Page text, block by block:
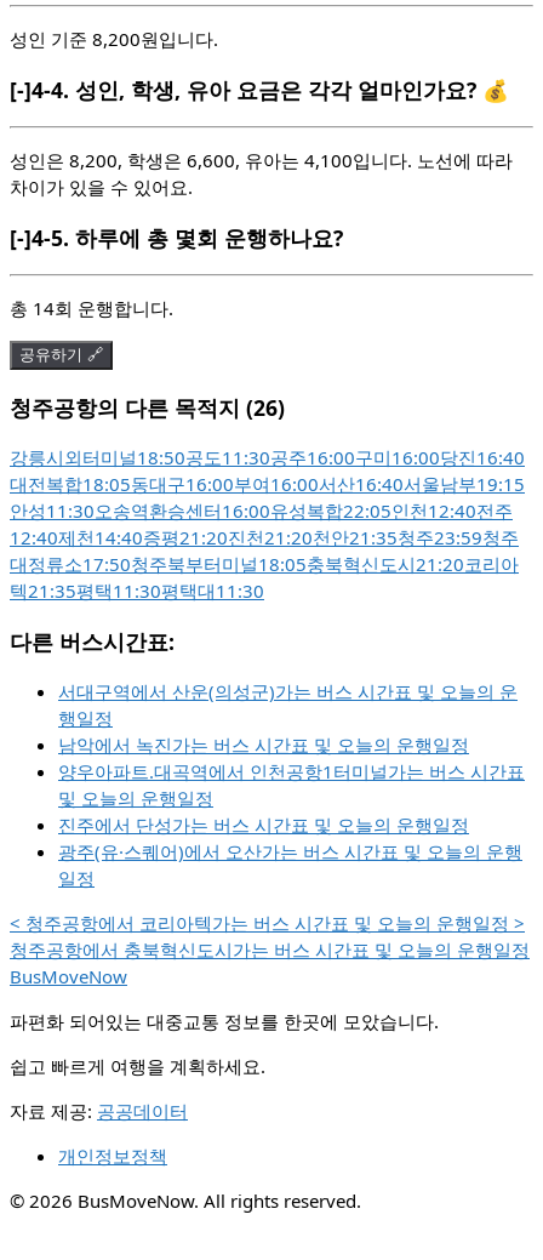
성인 기준 8,200원입니다.
[-]4-4. 성인, 학생, 유아 요금은 각각 얼마인가요? 💰
성인은 8,200, 학생은 6,600, 유아는 4,100입니다. 노선에 따라
차이가 있을 수 있어요.
[-]4-5. 하루에 총 몇회 운행하나요?
총 14회 운행합니다.
공유하기 🔗
청주공항의 다른 목적지 (26)
강릉시외터미널18:50공도11:30공주16:00구미16:00당진16:40
대전복합18:05동대구16:00부여16:00서산16:40서울남부19:15
안성11:30오송역환승센터16:00유성복합22:05인천12:40전주
12:40제천14:40증평21:20진천21:20천안21:35청주23:59청주
대정류소17:50청주북부터미널18:05충북혁신도시21:20코리아
텍21:35평택11:30평택대11:30
다른 버스시간표:
서대구역에서 산운(의성군)가는 버스 시간표 및 오늘의 운
행일정
남악에서 녹진가는 버스 시간표 및 오늘의 운행일정
양우아파트.대곡역에서 인천공항1터미널가는 버스 시간표
및 오늘의 운행일정
진주에서 단성가는 버스 시간표 및 오늘의 운행일정
광주(유·스퀘어)에서 오산가는 버스 시간표 및 오늘의 운행
일정
< 청주공항에서 코리아텍가는 버스 시간표 및 오늘의 운행일정 >
청주공항에서 충북혁신도시가는 버스 시간표 및 오늘의 운행일정
BusMoveNow
파편화 되어있는 대중교통 정보를 한곳에 모았습니다.
쉽고 빠르게 여행을 계획하세요.
자료 제공: 공공데이터
개인정보정책
© 2026 BusMoveNow. All rights reserved.